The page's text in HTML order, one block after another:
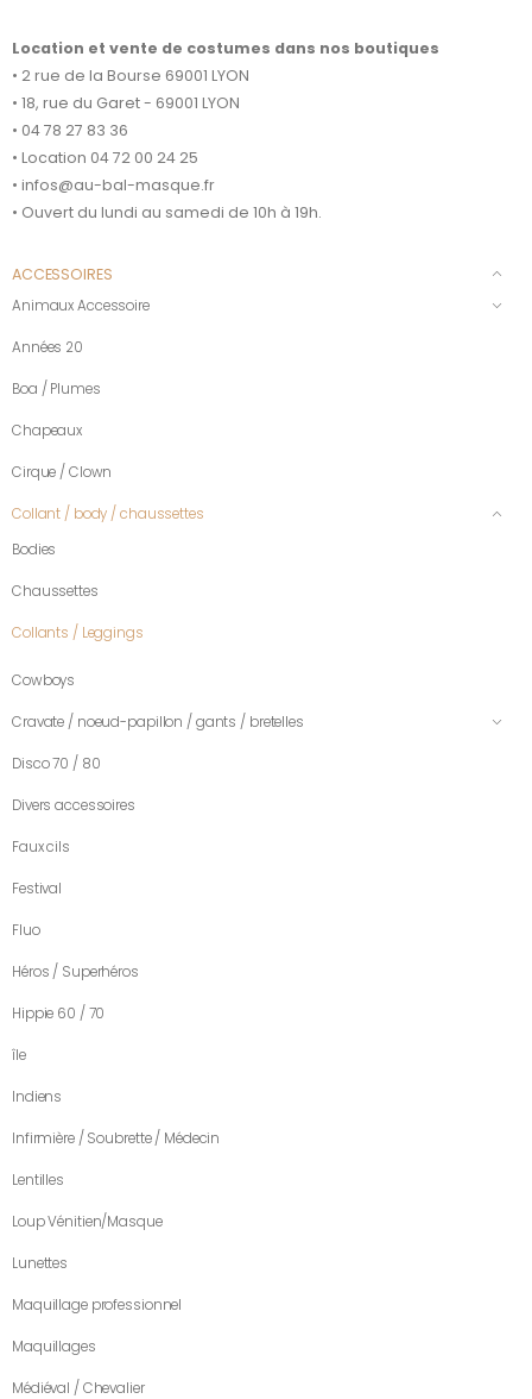
Location et vente de costumes dans nos boutiques
• 2 rue de la Bourse 69001 LYON
• 18, rue du Garet - 69001 LYON
• 04 78 27 83 36
• Location 04 72 00 24 25
• infos@au-bal-masque.fr
• Ouvert du lundi au samedi de 10h à 19h.
ACCESSOIRES
Animaux Accessoire
Années 20
Boa / Plumes
Chapeaux
Cirque / Clown
Collant / body / chaussettes
Bodies
Chaussettes
Collants / Leggings
Cowboys
Cravate / noeud-papillon / gants / bretelles
Disco 70 / 80
Divers accessoires
Faux cils
Festival
Fluo
Héros / Superhéros
Hippie 60 / 70
île
Indiens
Infirmière / Soubrette / Médecin
Lentilles
Loup Vénitien/Masque
Lunettes
Maquillage professionnel
Maquillages
Médiéval / Chevalier